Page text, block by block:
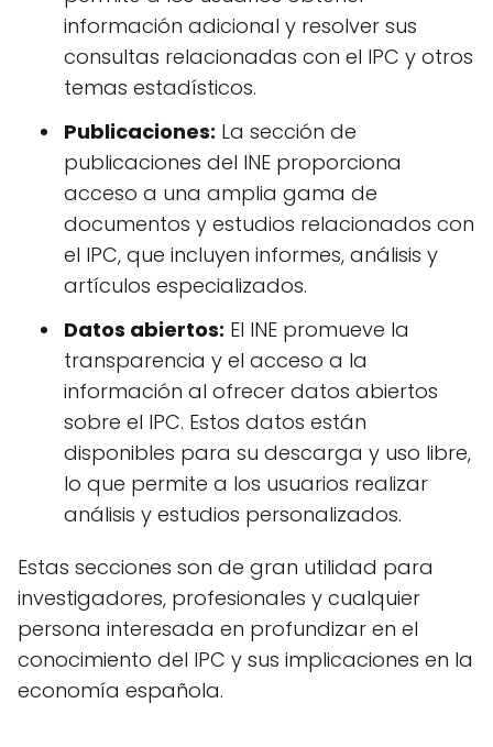
información adicional y resolver sus
consultas relacionadas con el IPC y otros
temas estadísticos.
Publicaciones: La sección de
publicaciones del INE proporciona
acceso a una amplia gama de
documentos y estudios relacionados con
el IPC, que incluyen informes, análisis y
artículos especializados.
Datos abiertos: El INE promueve la
transparencia y el acceso a la
información al ofrecer datos abiertos
sobre el IPC. Estos datos están
disponibles para su descarga y uso libre,
lo que permite a los usuarios realizar
análisis y estudios personalizados.
Estas secciones son de gran utilidad para
investigadores, profesionales y cualquier
persona interesada en profundizar en el
conocimiento del IPC y sus implicaciones en la
economía española.